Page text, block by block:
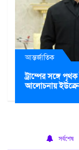
আন্তর্জাতিক
ট্রাম্পের সঙ্গে
আলোচনায়
সর্বশেষ